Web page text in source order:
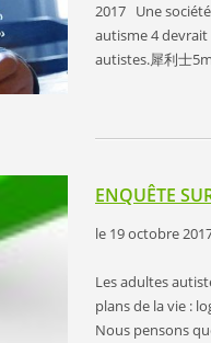
2017 Une
autisme 4 devrait
autistes. 犀利士
ENQUÊTE
le 19 octobre
Les adultes
plans de la vie :
Nous pensons